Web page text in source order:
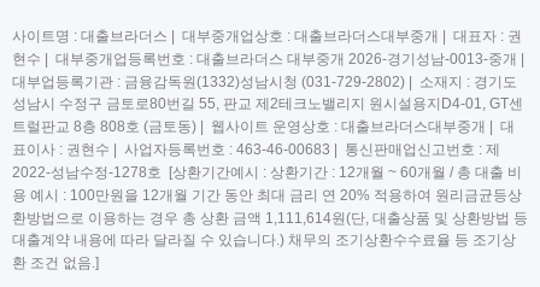
사이트명 : 대출브라더스 | 대부중개업상호 : 대출브라더스대부중개 | 대표자 : 권
현수 | 대부중개업등록번호 : 대출브라더스 대부중개 2026-경기성남-0013-중개 |
대부업등록기관 : 금융감독원(1332)성남시청 (031-729-2802) | 소재지 : 경기도
성남시 수정구 금토로80번길 55, 판교 제2테크노밸리지 원시설용지D4-01, GT센
트럴판교 8층 808호 (금토동) | 웹사이트 운영상호 : 대출브라더스대부중개 | 대
표이사 : 권현수 | 사업자등록번호 : 463-46-00683 | 통신판매업신고번호 : 제
2022-성남수정-1278호 [상환기간예시 : 상환기간 : 12개월 ~ 60개월 / 총 대출 비
용 예시 : 100만원을 12개월 기간 동안 최대 금리 연 20% 적용하여 원리금균등상
환방법으로 이용하는 경우 총 상환 금액 1,111,614원(단, 대출상품 및 상환방법 등
대출계약 내용에 따라 달라질 수 있습니다.) 채무의 조기상환수수료율 등 조기상
환 조건 없음.]